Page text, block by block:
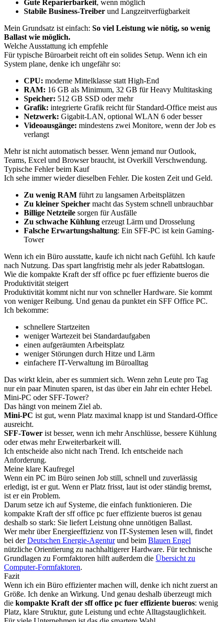
Gute Reparierbarkeit, wenn möglich
Stabile Business-Treiber und Langzeitverfügbarkeit
Mein Grundsatz ist einfach: So viel Leistung wie nötig, so wenig
Ballast wie möglich.
Welche Ausstattung ich empfehle
Für typische Büroarbeit reicht oft ein solides Setup. Wenn ich ein
System plane, denke ich ungefähr so:
CPU: moderne Mittelklasse statt High-End
RAM: 16 GB als Minimum, 32 GB für Heavy Multitasking
Speicher: 512 GB SSD oder mehr
Grafik: integrierte Grafik reicht für Standard-Office meist aus
Netzwerk: Gigabit-LAN, optional WLAN 6 oder besser
Videoausgänge: mindestens zwei Monitore, wenn der Job es
verlangt
Mehr ist nicht automatisch besser. Wenn jemand nur Outlook,
Teams, Excel und Browser braucht, ist Overkill Verschwendung.
Typische Fehler beim Kauf
Ich sehe immer wieder dieselben Fehler. Die kosten Zeit und Geld.
Zu wenig RAM führt zu langsamen Arbeitsplätzen
Zu kleiner Speicher macht das System schnell unbrauchbar
Billige Netzteile sorgen für Ausfälle
Zu schwache Kühlung erzeugt Lärm und Drosselung
Falsche Erwartungshaltung: Ein SFF-PC ist kein Gaming-
Tower
Wenn ich ein Büro ausstatte, kaufe ich nicht nach Gefühl. Ich kaufe
nach Nutzung. Das spart langfristig mehr als jeder Rabattslogan.
Wie die kompakte Kraft der sff office pc fuer effiziente bueros die
Produktivität steigert
Produktivität kommt nicht nur von schneller Hardware. Sie kommt
von weniger Reibung. Und genau da punktet ein SFF Office PC.
Ich bekomme:
schnellere Startzeiten
weniger Wartezeit bei Standardaufgaben
einen aufgeräumten Arbeitsplatz
weniger Störungen durch Hitze und Lärm
einfachere IT-Verwaltung im Büroalltag
Das wirkt klein, aber es summiert sich. Wenn zehn Leute pro Tag
nur ein paar Minuten sparen, ist das über ein Jahr ein echter Hebel.
Mini-PC oder SFF-Tower?
Das hängt von meinem Ziel ab.
Mini-PC ist gut, wenn Platz maximal knapp ist und Standard-Office
ausreicht.
SFF-Tower ist besser, wenn ich mehr Anschlüsse, bessere Kühlung
oder etwas mehr Erweiterbarkeit will.
Ich entscheide also nicht nach Trend. Ich entscheide nach
Anforderung.
Meine klare Kaufregel
Wenn ein PC im Büro seinen Job still, schnell und zuverlässig
erledigt, ist er gut. Wenn er Platz frisst, laut ist oder ständig bremst,
ist er ein Problem.
Darum setze ich auf Systeme, die einfach funktionieren. Die
kompakte Kraft der sff office pc fuer effiziente bueros ist genau
deshalb so stark: Sie liefert Leistung ohne unnötigen Ballast.
Wer mehr über Energieeffizienz von IT-Systemen lesen will, findet
bei derDeutschen Energie-Agenturund beim Blauen Engel
nützliche Orientierung zu nachhaltigerer Hardware. Für technische
Grundlagen zu Formfaktoren hilft außerdem die Übersicht zu
Computer-Formfaktoren.
Fazit
Wenn ich ein Büro effizienter machen will, denke ich nicht zuerst an
Größe. Ich denke an Wirkung. Und genau deshalb überzeugt mich
die kompakte Kraft der sff office pc fuer effiziente bueros: wenig
Platz, klare Struktur, gute Leistung und echte Alltagstauglichkeit.